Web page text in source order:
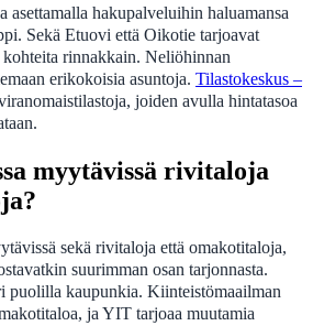
asettamalla hakupalveluihin haluamansa
Sekä Etuovi että Oikotie tarjoavat
rinnakkain. Neliöhinnan
erikokoisia asuntoja. Tilastokeskus –
joiden avulla hintatasoa
myytävissä rivitaloja
sekä rivitaloja että omakotitaloja,
suurimman osan tarjonnasta.
puolilla kaupunkia. Kiinteistömaailman
ja YIT tarjoaa muutamia